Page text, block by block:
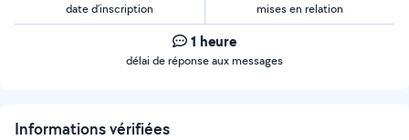
date d’inscription mises en relation
1 heure
délai de réponse aux messages
Informations vérifiées